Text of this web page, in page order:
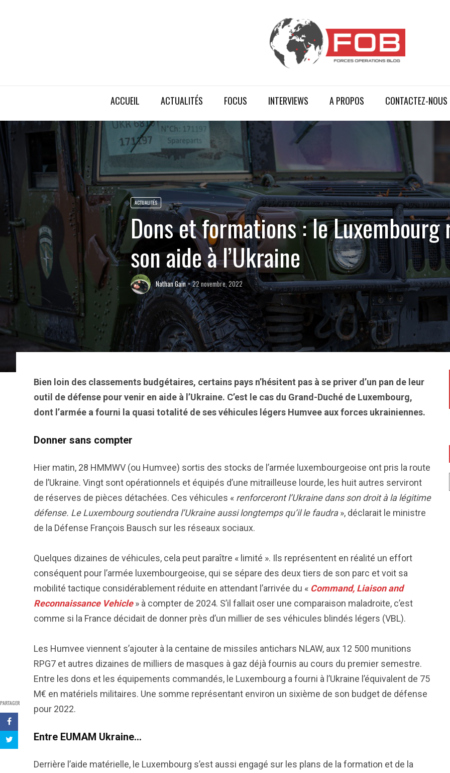
ACCUEIL ACTUALITÉS FOCUS INTERVIEWS A PROPOS CONTACTEZ-NOUS
ACTUALITÉS
Dons et formations : le
son aide à l’Ukraine
Nathan Gain 22 novembre, 2022
PARTAGER
Bien loin des classements budgétaires, certains pays n’hésitent pas à se priver d’un pan de leur
outil de défense pour venir en aide à l’Ukraine. C’est le cas du Grand-Duché de Luxembourg,
dont l’armée a fourni la quasi totalité de ses véhicules légers Humvee aux forces ukrainiennes.
Donner sans compter
Hier matin, 28 HMMWV (ou Humvee) sortis des stocks de l’armée luxembourgeoise ont pris la route
de l’Ukraine. Vingt sont opérationnels et équipés d’une mitrailleuse lourde, les huit autres serviront
de réserves de pièces détachées. Ces véhicules « renforceront l’Ukraine dans son droit à la légitime
défense. Le Luxembourg soutiendra l’Ukraine aussi longtemps qu’il le faudra», déclarait le ministre
de la Défense François Bausch sur les réseaux sociaux.
Quelques dizaines de véhicules, cela peut paraître « limité ». Ils représentent en réalité un effort
conséquent pour l’armée luxembourgeoise, qui se sépare des deux tiers de son parc et voit sa
mobilité tactique considérablement réduite en attendant l’arrivée du « Command, Liaison and
Reconnaissance Vehicle» à compter de 2024. S’il fallait oser une comparaison maladroite, c’est
comme si la France décidait de donner près d’un millier de ses véhicules blindés légers (VBL).
Les Humvee viennent s’ajouter à la centaine de missiles antichars NLAW, aux 12 500 munitions
RPG7 et autres dizaines de milliers de masques à gaz déjà fournis au cours du premier semestre.
Entre les dons et les équipements commandés, le Luxembourg a fourni à l’Ukraine l’équivalent de 75
M€ en matériels militaires. Une somme représentant environ un sixième de son budget de défense
pour 2022.
Entre EUMAM Ukraine…
Derrière l’aide matérielle, le Luxembourg s’est aussi engagé sur les plans de la formation et de la